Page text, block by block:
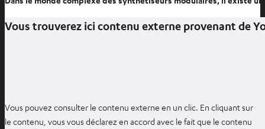
Vous trouverez ici contenu externe provenant de
Vous pouvez consulter le contenu externe en un clic. En cliquant sur
le contenu, vous vous déclarez en accord avec le fait que le contenu